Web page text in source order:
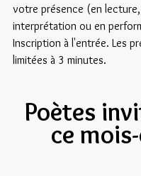
votre présence (en
interprétation ou en
Inscription à l'entrée. Les
limitées à 3 minutes.
Poètes
ce